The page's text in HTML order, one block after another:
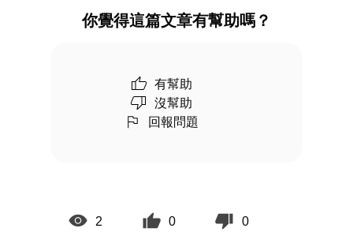
你覺得這篇文章有幫助嗎？
有幫助
沒幫助
回報問題
2 0 0